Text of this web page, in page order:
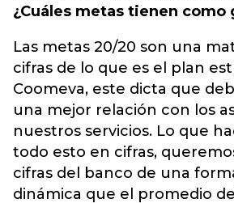
¿Cuáles metas tienen como
Las metas 20/20 son una
cifras de lo que es el plan
Coomeva, este dicta que
una mejor relación con los
nuestros servicios. Lo que
todo esto en cifras,
cifras del banco de una
dinámica que el promedio